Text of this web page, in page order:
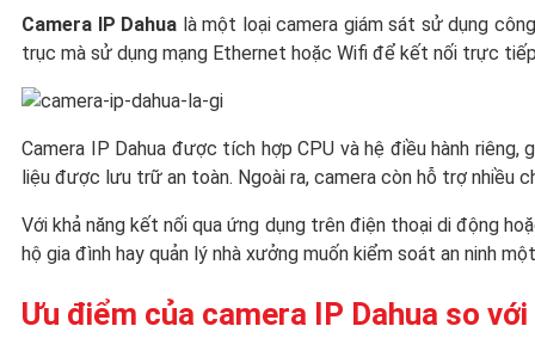
Camera IP Dahua là một loại camera giám sát sử dụng
trục mà sử dụng mạng Ethernet hoặc Wifi để kết nối trực
Camera IP Dahua được tích hợp CPU và hệ điều hành
liệu được lưu trữ an toàn. Ngoài ra, camera còn hỗ trợ nhiều
Với khả năng kết nối qua ứng dụng trên điện thoại di động
hộ gia đình hay quản lý nhà xưởng muốn kiểm soát an ninh
Ưu điểm của camera IP Dahua so